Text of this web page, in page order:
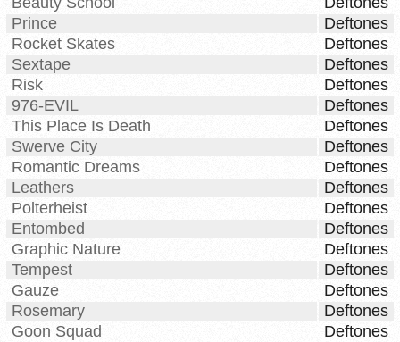
Prince
Deftones
Rocket Skates
Deftones
Sextape
Deftones
Risk
Deftones
976-EVIL
Deftones
This Place Is Death
Deftones
Swerve City
Deftones
Romantic Dreams
Deftones
Leathers
Deftones
Polterheist
Deftones
Entombed
Deftones
Graphic Nature
Deftones
Tempest
Deftones
Gauze
Deftones
Rosemary
Deftones
Goon Squad
Deftones